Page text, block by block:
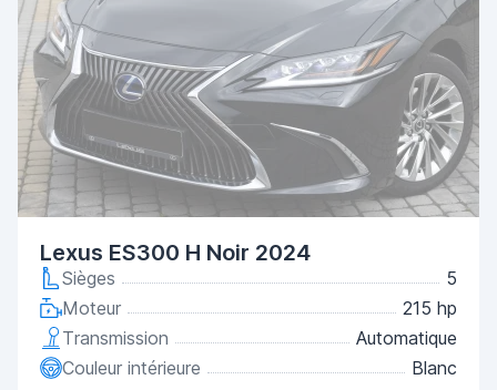
Lexus ES300 H Noir 2024
Sièges
5
Moteur
215 hp
Transmission
Automatique
Couleur intérieure
Blanc